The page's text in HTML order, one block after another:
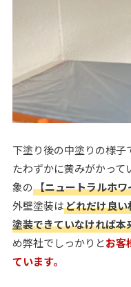
下塗り後の中塗りの様
たわずかに黄みがかっ
象の【ニュートラルホワ
外壁塗装はどれだけ良
塗装できていなければ
め弊社でしっかりとお客
ています。